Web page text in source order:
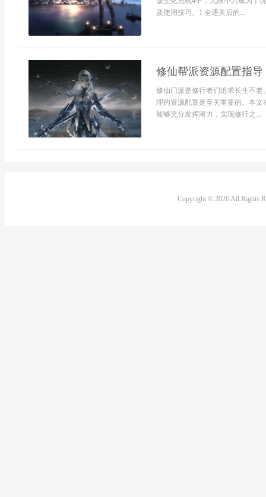
及使用技巧。1.全通关后的...
修仙帮派资源配置指
修仙门派是修行者们追求长生不
理的资源配置是至关重要的。本
能够充分发挥潜力，实现修行之...
Copyright © 2026 All Rights